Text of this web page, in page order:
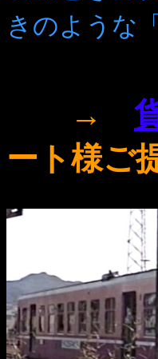
きのような
→
ート様ご